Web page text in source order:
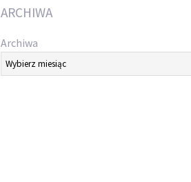
ARCHIWA
Archiwa